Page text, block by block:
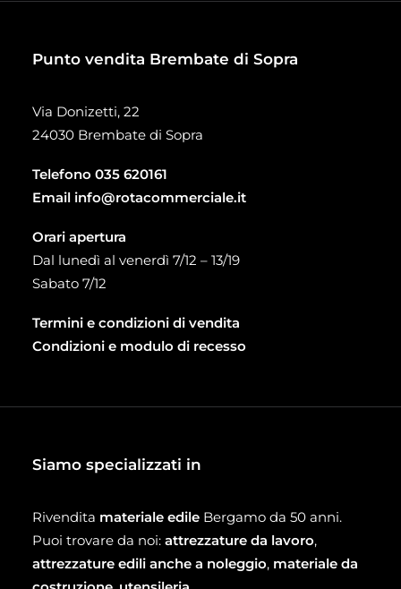
Punto vendita Brembate di Sopra
Via Donizetti, 22
24030 Brembate di Sopra
Telefono 035 620161
Email info@rotacommerciale.it
Orari apertura
Dal lunedì al venerdì 7/12 – 13/19
Sabato 7/12
Termini e condizioni di vendita
Condizioni e modulo di recesso
Siamo specializzati in
Rivendita materiale edile Bergamo da 50 anni.
Puoi trovare da noi: attrezzature da lavoro,
attrezzature edili anche a noleggio, materiale da